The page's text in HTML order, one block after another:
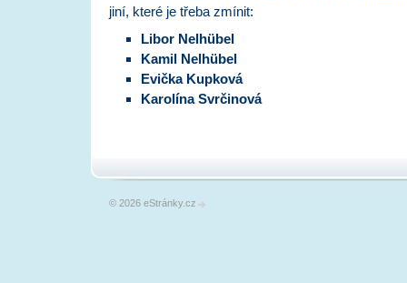
jiní, které je třeba zmínit:
Libor Nelhübel
Kamil Nelhübel
Evička Kupková
Karolína Svrčinová
© 2026 eStránky.cz